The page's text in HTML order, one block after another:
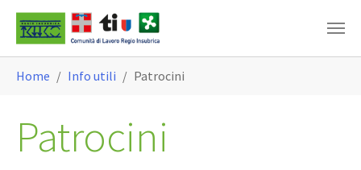
Skip to main content
Home Info utili Patrocini
Patrocini